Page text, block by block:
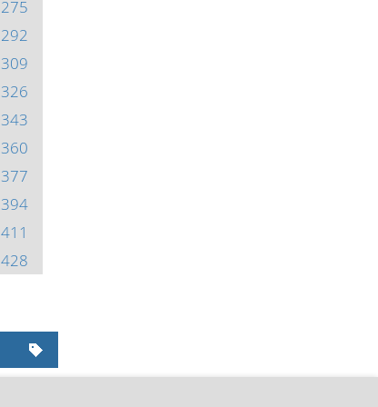
275
292
309
326
343
360
377
394
411
428